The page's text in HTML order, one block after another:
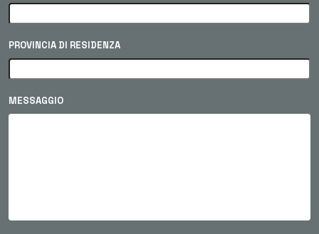
PROVINCIA DI RESIDENZA
MESSAGGIO